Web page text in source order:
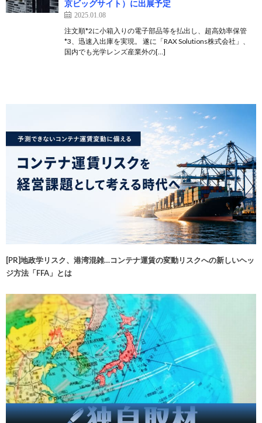
京ビッグサイト）に出展予定
2025.01.08
注文順*2に小箱入りの電子部品等を払出し、超高効率保管
*3、迅速入出庫を実現。 遂に「RAX Solutions株式会社」、
国内でも光学レンズ産業外の[…]
[PR]地政学リスク、港湾混雑…コンテナ運賃の変動リスクへの新しいヘッ
ジ方法「FFA」とは